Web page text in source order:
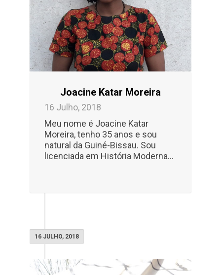
Joacine Katar Moreira
16 Julho, 2018
Meu nome é Joacine Katar
Moreira, tenho 35 anos e sou
natural da Guiné-Bissau. Sou
licenciada em História Moderna...
16 JULHO, 2018